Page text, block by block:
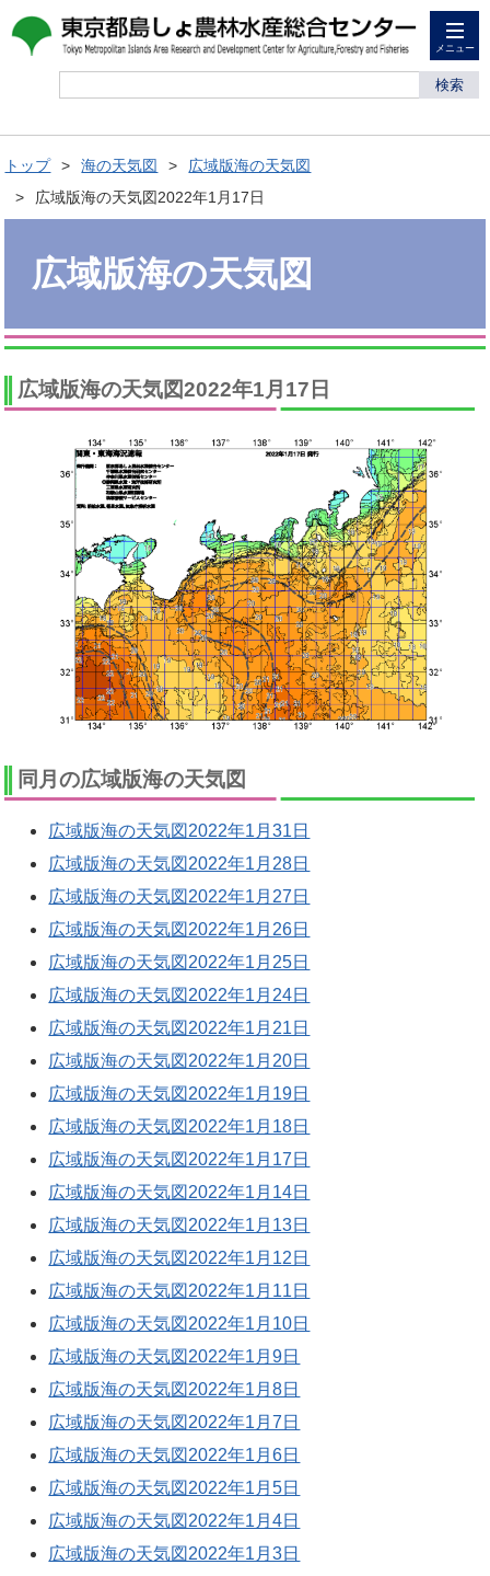
メニュー
検索
トップ 海の天気図
広域版海の天気図
広域版海の天気図2022年1月17日
広域版海の天気図
広域版海の天気図2022年1月17日
同月の広域版海の天気図
広域版海の天気図2022年1月31日
広域版海の天気図2022年1月28日
広域版海の天気図2022年1月27日
広域版海の天気図2022年1月26日
広域版海の天気図2022年1月25日
広域版海の天気図2022年1月24日
広域版海の天気図2022年1月21日
広域版海の天気図2022年1月20日
広域版海の天気図2022年1月19日
広域版海の天気図2022年1月18日
広域版海の天気図2022年1月17日
広域版海の天気図2022年1月14日
広域版海の天気図2022年1月13日
広域版海の天気図2022年1月12日
広域版海の天気図2022年1月11日
広域版海の天気図2022年1月10日
広域版海の天気図2022年1月9日
広域版海の天気図2022年1月8日
広域版海の天気図2022年1月7日
広域版海の天気図2022年1月6日
広域版海の天気図2022年1月5日
広域版海の天気図2022年1月4日
広域版海の天気図2022年1月3日